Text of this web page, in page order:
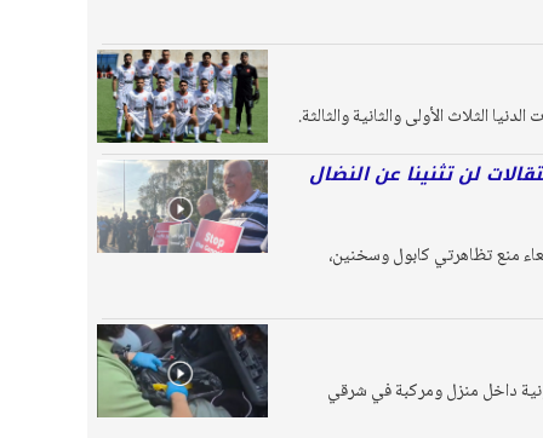
الثلاث الأولى والثانية والثالثة.
لن تثنينا عن النضال
منع تظاهرتي كابول وسخنين،
داخل منزل ومركبة في شرقي